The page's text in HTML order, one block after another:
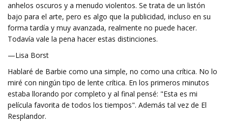
anhelos oscuros y a menudo violentos. Se trata de un listón
bajo para el arte, pero es algo que la publicidad, incluso en su
forma tardía y muy avanzada, realmente no puede hacer.
Todavía vale la pena hacer estas distinciones.
—Lisa Borst
Hablaré de Barbie como una simple, no como una crítica. No lo
miré con ningún tipo de lente crítica. En los primeros minutos
estaba llorando por completo y al final pensé: "Esta es mi
película favorita de todos los tiempos". Además tal vez de El
Resplandor.